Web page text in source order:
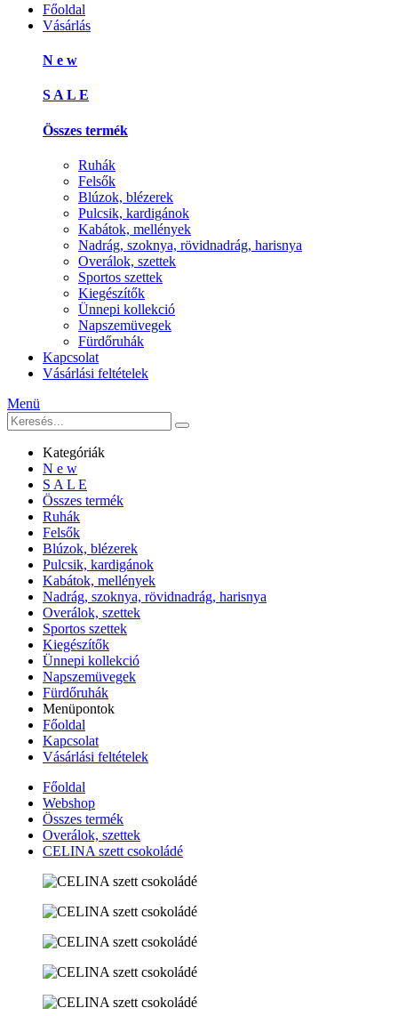
Főoldal
Vásárlás
N e w
S A L E
Összes termék
Ruhák
Felsők
Blúzok, blézerek
Pulcsik, kardigánok
Kabátok, mellények
Nadrág, szoknya, rövidnadrág, harisnya
Overálok, szettek
Sportos szettek
Kiegészítők
Ünnepi kollekció
Napszemüvegek
Fürdőruhák
Kapcsolat
Vásárlási feltételek
Menü
Kategóriák
N e w
S A L E
Összes termék
Ruhák
Felsők
Blúzok, blézerek
Pulcsik, kardigánok
Kabátok, mellények
Nadrág, szoknya, rövidnadrág, harisnya
Overálok, szettek
Sportos szettek
Kiegészítők
Ünnepi kollekció
Napszemüvegek
Fürdőruhák
Menüpontok
Főoldal
Kapcsolat
Vásárlási feltételek
Főoldal
Webshop
Összes termék
Overálok, szettek
CELINA szett csokoládé